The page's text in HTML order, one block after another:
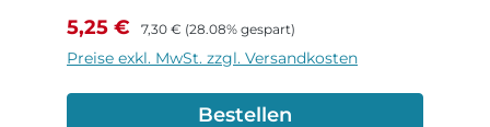
Verkaufspreis:
5,25 € Regulärer Preis:
7,30 € (28.08% gespart)
Preise exkl. MwSt. zzgl. Versandkosten
Bestellen